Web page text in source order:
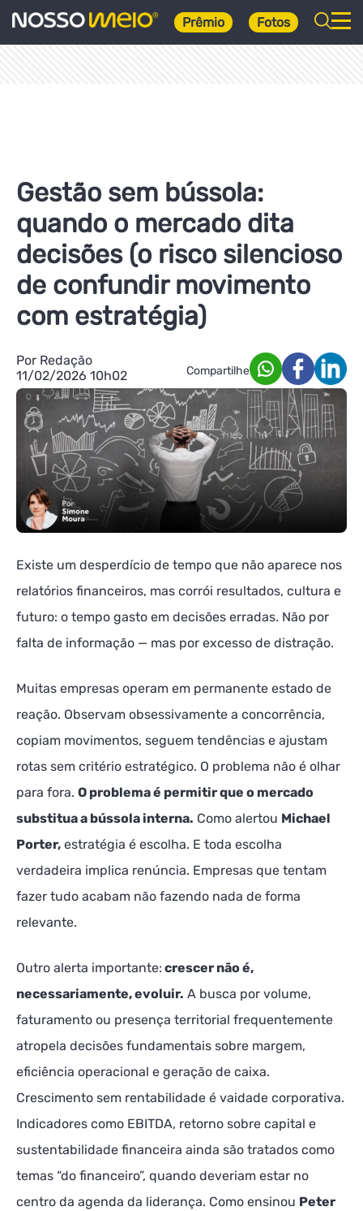
Prêmio Fotos
Gestão sem bússola:
quando o mercado dita
decisões (o risco silencioso
de confundir movimento
com estratégia)
Por Redação
11/02/2026 10h02
Compartilhe
Existe um desperdício de tempo que não aparece nos
relatórios financeiros, mas corrói resultados, cultura e
futuro: o tempo gasto em decisões erradas. Não por
falta de informação — mas por excesso de distração.
Muitas empresas operam em permanente estado de
reação. Observam obsessivamente a concorrência,
copiam movimentos, seguem tendências e ajustam
rotas sem critério estratégico. O problema não é olhar
para fora. O problema é permitir que o mercado
substitua a bússola interna. Como alertou Michael
Porter, estratégia é escolha. E toda escolha
verdadeira implica renúncia. Empresas que tentam
fazer tudo acabam não fazendo nada de forma
relevante.
Outro alerta importante: crescer não é,
necessariamente, evoluir. A busca por volume,
faturamento ou presença territorial frequentemente
atropela decisões fundamentais sobre margem,
eficiência operacional e geração de caixa.
Crescimento sem rentabilidade é vaidade corporativa.
Indicadores como EBITDA, retorno sobre capital e
sustentabilidade financeira ainda são tratados como
temas “do financeiro”, quando deveriam estar no
centro da agenda da liderança. Como ensinou Peter